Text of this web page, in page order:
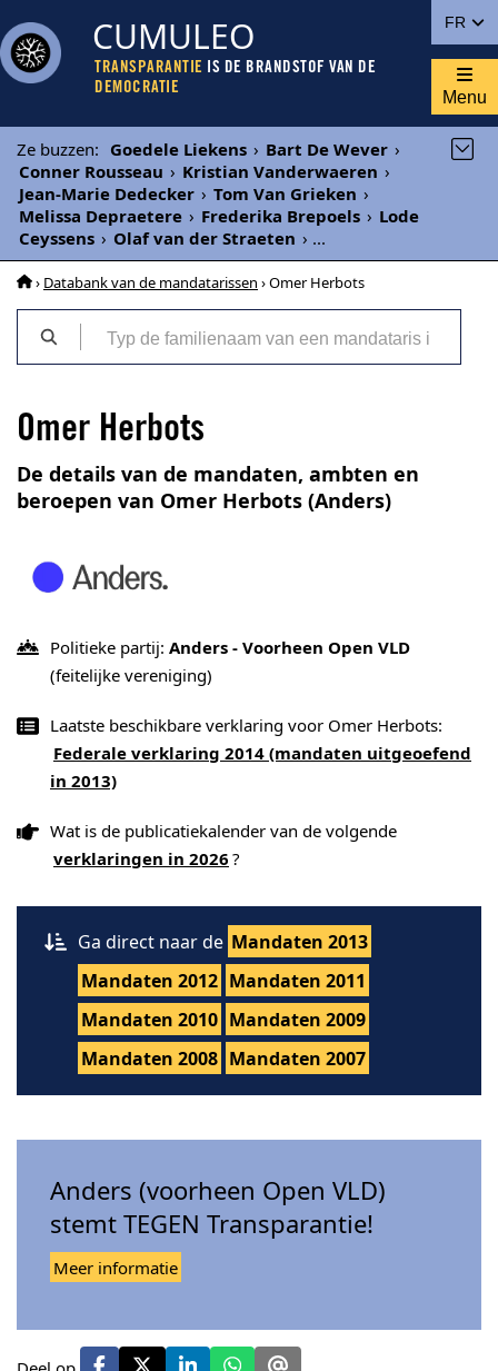
FR
CUMULEO
TRANSPARANTIE IS DE BRANDSTOF VAN DE
DEMOCRATIE
Menu
Ze buzzen: Goedele Liekens › Bart De Wever ›
Conner Rousseau › Kristian Vanderwaeren ›
Jean-Marie Dedecker › Tom Van Grieken ›
Melissa Depraetere › Frederika Brepoels › Lode
Ceyssens › Olaf van der Straeten › ...
› Databank van de mandatarissen › Omer Herbots
Omer Herbots
De details van de mandaten, ambten en
beroepen van Omer Herbots (Anders)
Politieke partij: Anders - Voorheen Open VLD
(feitelijke vereniging)
Laatste beschikbare verklaring voor Omer Herbots:
Federale verklaring 2014 (mandaten uitgeoefend
in 2013)
Wat is de publicatiekalender van de volgende
verklaringen in 2026 ?
Ga direct naar de Mandaten 2013
Mandaten 2012 Mandaten 2011
Mandaten 2010 Mandaten 2009
Mandaten 2008 Mandaten 2007
Anders (voorheen Open VLD)
stemt TEGEN Transparantie!
Meer informatie